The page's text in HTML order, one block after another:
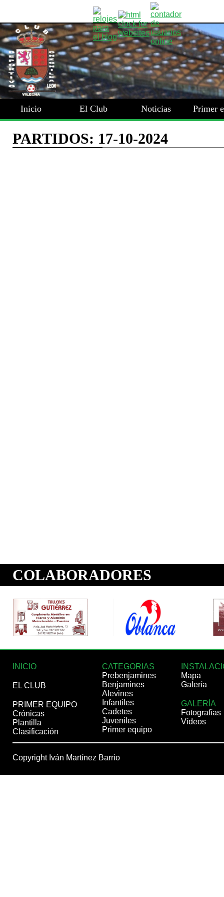
Inicio El Club Noticias Primer
INICIO
EL CLUB
PRIMER EQUIPO
Crónicas
Plantilla
Clasificación
CATEGORIAS
Prebenjamines
Benjamines
Alevines
Infantiles
Cadetes
Juveniles
Primer equipo
Mapa
Galería
GALERÍA
Fotografías
Vídeos
Copyright Iván Martínez Barrio